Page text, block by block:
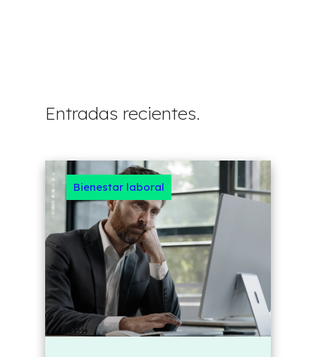
Entradas recientes.
Bienestar laboral